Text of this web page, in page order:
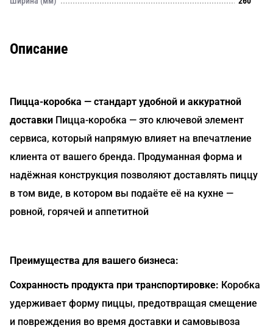
Описание
Пицца-коробка — стандарт удобной и аккуратной
доставки Пицца-коробка — это ключевой элемент
сервиса, который напрямую влияет на впечатление
клиента от вашего бренда. Продуманная форма и
надёжная конструкция позволяют доставлять пиццу
в том виде, в котором вы подаёте её на кухне —
ровной, горячей и аппетитной
Преимущества для вашего бизнеса:
Сохранность продукта при транспортировке: Коробка
удерживает форму пиццы, предотвращая смещение
и повреждения во время доставки и самовывоза